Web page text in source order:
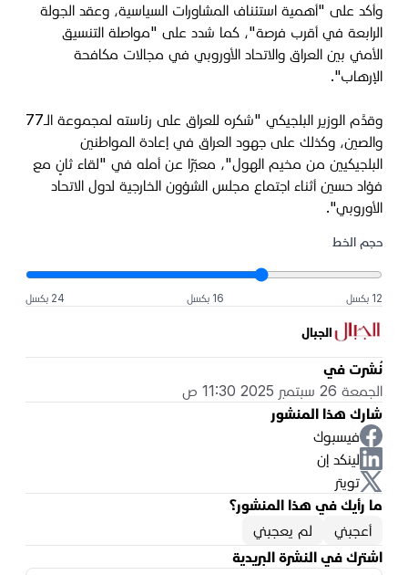
وأكد على "أهمية استئناف المشاورات السياسية، وعقد الجولة
الرابعة في أقرب فرصة"، كما شدد على "مواصلة التنسيق
الأمني بين العراق والاتحاد الأوروبي في مجالات مكافحة
الإرهاب".
وقدَّم الوزير البلجيكي "شكره للعراق على رئاسته لمجموعة الـ77
والصين، وكذلك على جهود العراق في إعادة المواطنين
البلجيكيين من مخيم الهول"، معبّرًا عن أمله في "لقاء ثانٍ مع
فؤاد حسين أثناء اجتماع مجلس الشؤون الخارجية لدول الاتحاد
الأوروبي".
حجم الخط
12 بكسل 16 بكسل 24 بكسل
الجبال
نُشرت في
الجمعة 26 سبتمبر 2025 11:30 ص
شارك هذا المنشور
فيسبوك
لينكد إن
تويتر
ما رأيك في هذا المنشور؟
أعجبني
لم يعجبني
اشترك في النشرة البريدية